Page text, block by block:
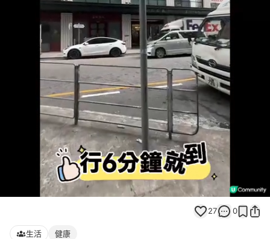
Loaded
100.00%
Unmute
27 0
生活 健康